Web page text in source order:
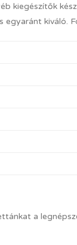
kiegészítők
egyaránt
a